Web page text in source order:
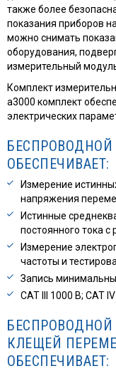
также более
показания приборов
можно снимать
оборудования,
измерительный
Комплект
a3000 комплект
электрических
БЕСПРОВОДНОЙ
ОБЕСПЕЧИВАЕТ:
Измерение
напряжения
Истинные
постоянного тока
Измерение
частоты и
Запись
CAT III 1000 В; CAT
КЛЕЩЕЙ
ОБЕСПЕЧИВАЕТ: